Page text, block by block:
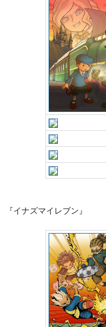
『イナズマイレブン』